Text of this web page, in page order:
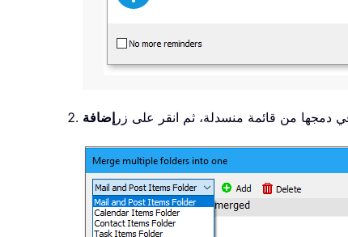
دمجها من قائمة منسدلة، ثم انقر على زر إضافة